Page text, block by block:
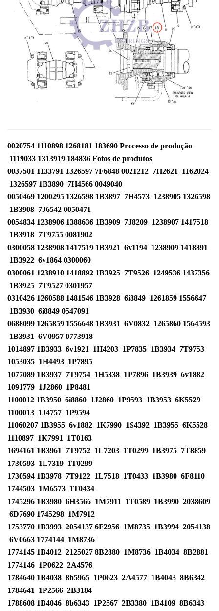
0020754 1110898 1268181 183690 Processo de produção
1119033 1313919 184836 Fotos de produtos
0037501 1133791 1326597 7F6848 0021212 7H2621
1162024
1326597 1B3890 7H4566 0049040
0050469 1200295 1326598 1B3897 7H4573 1238905 1326598
1B3908 7J6542 0050471
0054834 1238906 1388636 1B3909 7J8209 1238907 1417518
1B3918 7T9755 0081902
0300058 1238908 1417519 1B3921 6v1194 1238909 1418891
1B3922 6v1864 0300060
0300061 1238910 1418892 1B3925 7T9526 1249536 1437356
1B3925 7T9527 0301957
0310426 1260588 1481546 1B3928 6i8849 1261859 1556647
1B3930 6i8849 0547091
0688099 1265859 1556648 1B3931 6V0832 1265860 1564593
1B3931 6V0957 0773918
1014897 1B3933 6v1921 1H4203 1P7835 1B3934 7T9753
1053035 1H4493 1P7895
1077089 1B3937 7T9754 1H5338 1P7896 1B3939 6v1882
1091779 1J2860 1P8481
1100012 1B3950 6i8860 1J2860 1P9593 1B3953 6K5529
1100013 1J4757 1P9594
11060207 1B3955 6v1882 1K7990 1S4392 1B3955 6K5528
1110897 1K7991
1T0163
1694161 1B3961 7T9752 1L7203 1T0299 1B3975 7T8859
1730593 1L7319 1T0299
1730594 1B3978 7T9122 1L7518 1T0433 1B3980 6F8110
1744503 1M6573 1T0434
1745296 1B3980 6H3566 1M7911 1T0589 1B3990 2038609
6D7690 1745298 1M7912
1753770 1B3993 2054137 6F2956 1M8735 1B3994 2054138
6V0663 1774144 1M8736
1774145 1B4012 2125027 8B2880 1M8736 1B4034 8B2881
1774146 1P0622 2A4576
1784640 1B4038 8b5965 1P0623 2A4577 1B4043 8B6342
1784641
1P2566 2B3184
1788608 1B4046 8b6343 1P2567 2B3380 1B4109 8B6343